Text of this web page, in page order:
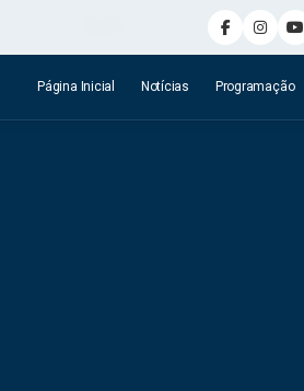
Página Inicial Notícias Programação